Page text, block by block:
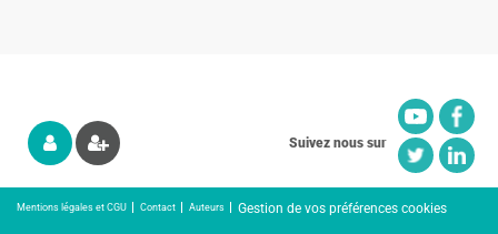
Suivez nous sur
Mentions légales et CGU Contact Auteurs Gestion de vos préférences cookies